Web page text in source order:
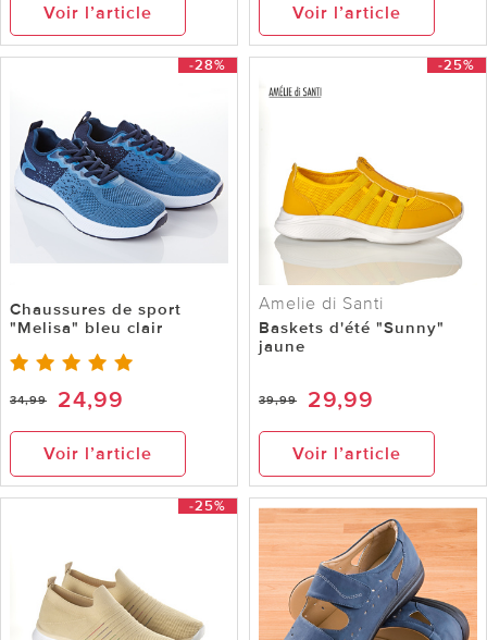
Voir l’article Voir l’article
-28%
Chaussures de sport
"Melisa" bleu clair
34,99 24,99
Voir l’article
-25%
Amelie di Santi
Baskets d'été "Sunny"
jaune
39,99 29,99
Voir l’article
-25%